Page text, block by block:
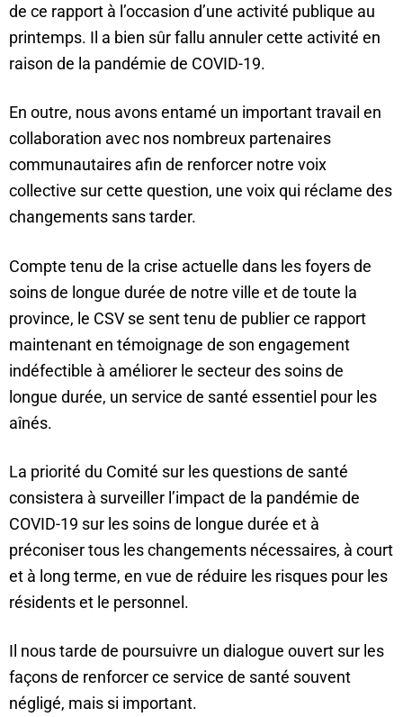
de ce rapport à l’occasion d’une activité publique au
printemps. Il a bien sûr fallu annuler cette activité en
raison de la pandémie de COVID-19.
En outre, nous avons entamé un important travail en
collaboration avec nos nombreux partenaires
communautaires afin de renforcer notre voix
collective sur cette question, une voix qui réclame des
changements sans tarder.
Compte tenu de la crise actuelle dans les foyers de
soins de longue durée de notre ville et de toute la
province, le CSV se sent tenu de publier ce rapport
maintenant en témoignage de son engagement
indéfectible à améliorer le secteur des soins de
longue durée, un service de santé essentiel pour les
aînés.
La priorité du Comité sur les questions de santé
consistera à surveiller l’impact de la pandémie de
COVID-19 sur les soins de longue durée et à
préconiser tous les changements nécessaires, à court
et à long terme, en vue de réduire les risques pour les
résidents et le personnel.
Il nous tarde de poursuivre un dialogue ouvert sur les
façons de renforcer ce service de santé souvent
négligé, mais si important.